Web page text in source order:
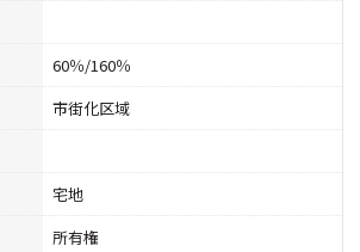
60％/160％
市街化区域
宅地
所有権